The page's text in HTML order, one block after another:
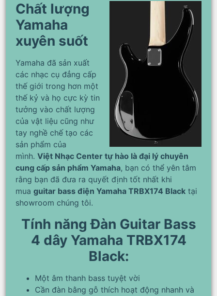
Chất lượng
Yamaha
xuyên suốt
Yamaha đã sản xuất
các nhạc cụ đẳng cấp
thế giới trong hơn một
thế kỷ và họ cực kỳ tin
tưởng vào chất lượng
của vật liệu cũng như
tay nghề chế tạo các
sản phẩm của
mình. Việt Nhạc Center tự hào là đại lý chuyên
cung cấp sản phẩm Yamaha, bạn có thể yên tâm
rằng bạn đã đưa ra quyết định tốt nhất khi
mua guitar bass điện Yamaha TRBX174 Black tại
showroom chúng tôi.
Tính năng Đàn Guitar Bass
4 dây Yamaha TRBX174
Black:
Một âm thanh bass tuyệt vời
Cần đàn bằng gỗ thích hoạt động nhanh và